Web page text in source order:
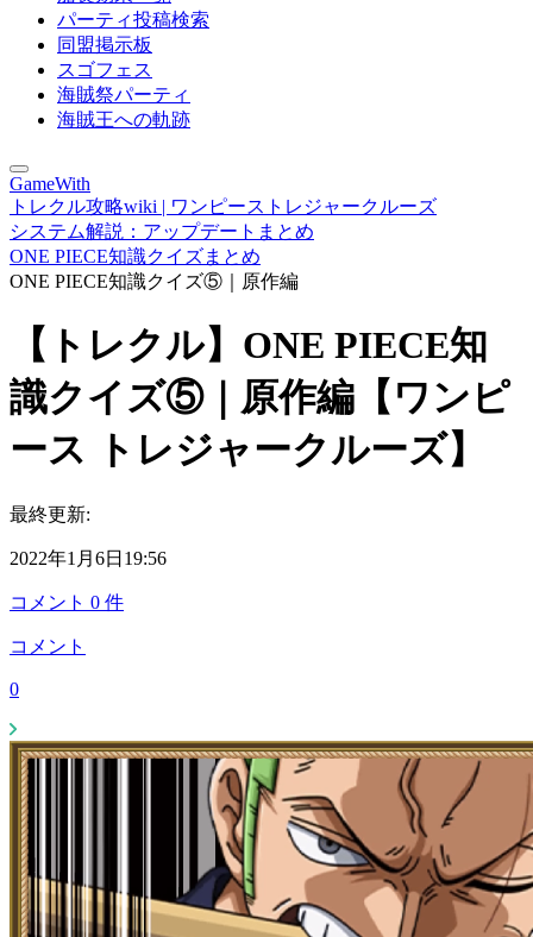
パーティ投稿検索
同盟掲示板
スゴフェス
海賊祭パーティ
海賊王への軌跡
GameWith
トレクル攻略wiki | ワンピーストレジャークルーズ
システム解説：アップデートまとめ
ONE PIECE知識クイズまとめ
ONE PIECE知識クイズ⑤｜原作編
【トレクル】ONE PIECE知
識クイズ⑤｜原作編【ワンピ
ース トレジャークルーズ】
最終更新:
2022年1月6日19:56
コメント 0 件
コメント
0